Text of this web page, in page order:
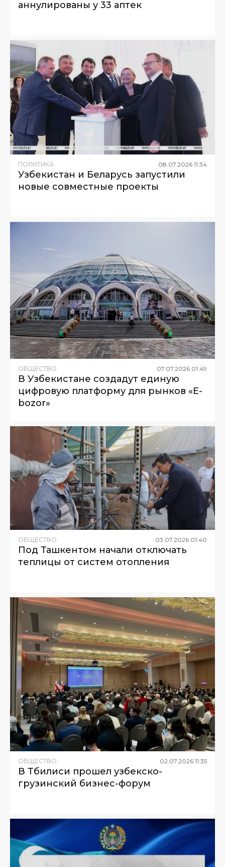
аннулированы у 33 аптек
ПОЛИТИКА 08.07.2026 11:34
Узбекистан и Беларусь запустили
новые совместные проекты
ОБЩЕСТВО 07 07 2026 01:49
В Узбекистане создадут единую
цифровую платформу для рынков «E-
bozor»
ОБЩЕСТВО 03 07 2026 01:40
Под Ташкентом начали отключать
теплицы от систем отопления
ОБЩЕСТВО 02 07 2026 11:35
В Тбилиси прошел узбекско-
грузинский бизнес-форум